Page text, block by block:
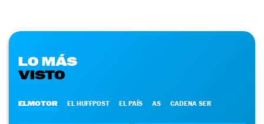
LO MÁS
VISTO
ELMOTOR EL HUFFPOST EL PAÍS AS CADENA SER